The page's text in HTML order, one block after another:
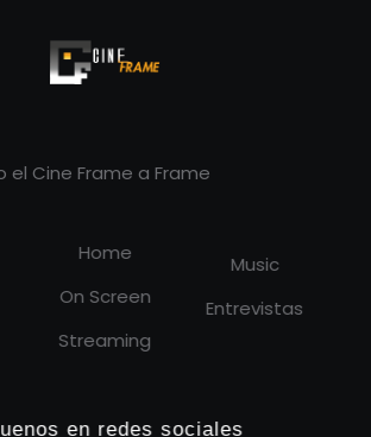
el Cine Frame a Frame
Home
On Screen
Streaming
Music
Entrevistas
en redes sociales